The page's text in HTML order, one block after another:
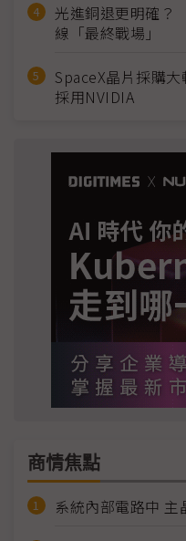
光進銅退更明確？
線「最終戰場」
SpaceX晶片採購
採用NVIDIA
商情焦點
系統內部電路中 主